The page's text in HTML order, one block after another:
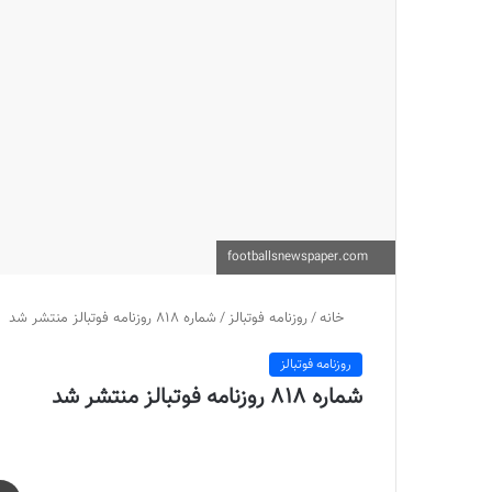
خانه/روزنامه فوتبالز/شماره 818 روزنامه فوتبالز منتشر شد
روزنامه فوتبالز
شماره 818 روزنامه فوتبالز منتشر شد